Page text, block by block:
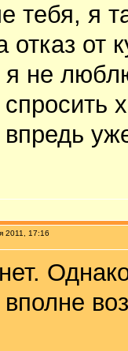
тебя, я
отказ от
я не
впредь
2011, 17:16
вполне